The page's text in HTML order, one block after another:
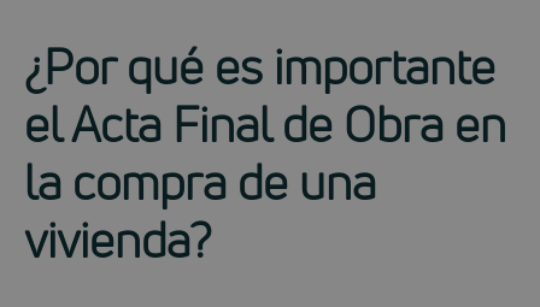
¿Por qué es importante
el Acta Final de Obra en
la compra de una
vivienda?